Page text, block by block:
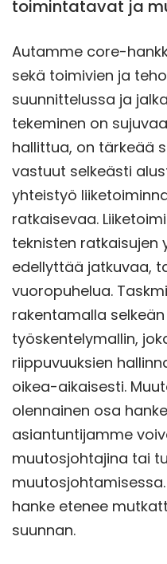
toimintatavat ja
Autamme core-
sekä toimivien ja
suunnittelussa ja
tekeminen on
hallittua, on tärkeää
vastuut selkeästi
yhteistyö
ratkaisevaa.
teknisten ratkaisujen
edellyttää jatkuvaa,
vuoropuhelua.
rakentamalla
työskentelymallin,
riippuvuuksien
oikea-aikaisesti.
olennainen osa
asiantuntijamme
muutosjohtajina tai
hanke etenee
suunnan.